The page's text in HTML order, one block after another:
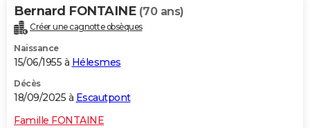
Bernard FONTAINE (70 ans)
Créer une cagnotte obsèques
Naissance
15/06/1955 à Hélesmes
Décès
18/09/2025 à Escautpont
Famille FONTAINE